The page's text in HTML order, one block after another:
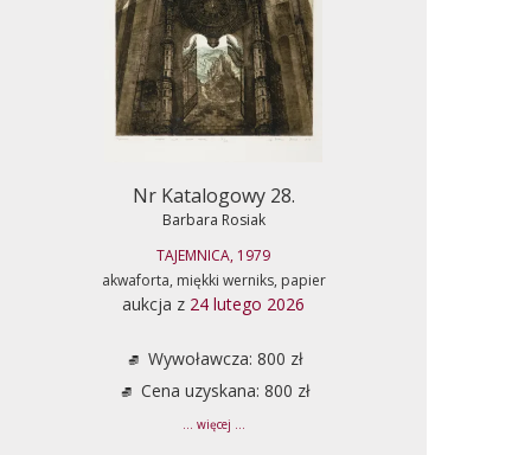
Nr Katalogowy 28.
Barbara Rosiak
TAJEMNICA, 1979
akwaforta, miękki werniks, papier
aukcja z 24 lutego 2026
Wywoławcza: 800 zł
Cena uzyskana: 800 zł
... więcej ...